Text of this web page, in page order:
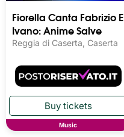
Fiorella Canta Fabrizio E
Ivano: Anime Salve
Reggia di Caserta, Caserta
Music